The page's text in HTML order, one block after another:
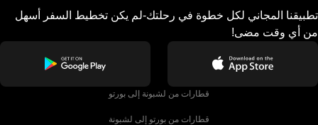
تطبيقنا المجاني لكل خطوة في رحلتك-لم يكن تخطيط السفر أسهل
من أي وقت مضى!
قطارات من لشبونة إلى بورتو
قطارات من بورتو إلى لشبونة